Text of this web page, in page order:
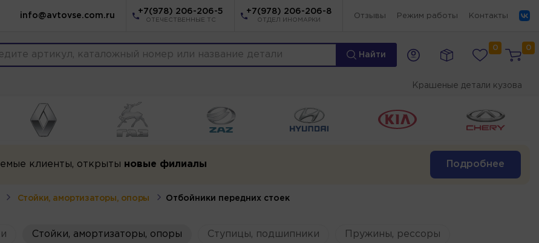
info@avtovse.com.ru
+7(978) 206-206-5
ОТЕЧЕСТВЕННЫЕ ТС
+7(978) 206-206-8
ОТДЕЛ ИНОМАРКИ
Отзывы Режим работы Контакты
Найти
0 0
Крашеные детали кузова
клиенты, открыты новые филиалы Подробнее
Стойки, амортизаторы, опоры Отбойники передних стоек
Стойки, амортизаторы, опоры Ступицы, подшипники Пружины, рессоры